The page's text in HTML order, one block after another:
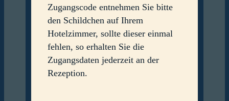
Zugangscode entnehmen Sie bitte
den Schildchen auf Ihrem
Hotelzimmer, sollte dieser einmal
fehlen, so erhalten Sie die
Zugangsdaten jederzeit an der
Rezeption.